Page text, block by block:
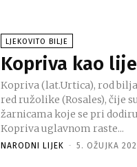
LJEKOVITO BILJE
Kopriva kao
Kopriva (lat.Urtica), rod
red ružolike (Rosales), čije
žarnicama koje se pri
Kopriva uglavnom raste...
NARODNI LIJEK - 5. OŽUJKA